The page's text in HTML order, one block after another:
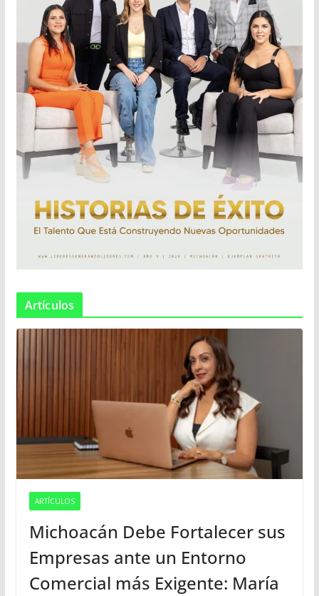
Artículos
ARTÍCULOS
Michoacán Debe Fortalecer sus
Empresas ante un Entorno
Comercial más Exigente: María